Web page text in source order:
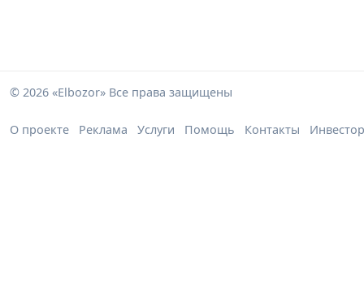
© 2026 «Elbozor» Все права защищены
О проекте Реклама Услуги Помощь Контакты